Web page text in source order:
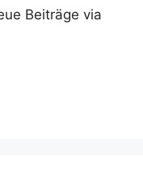
Beiträge via